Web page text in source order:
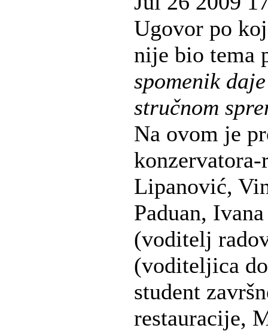
Ugovor po
nije bio tema
spomenik
stručnom
Na ovom je
Lipanović,
Paduan,
(voditelj
(voditeljica
student
restauracije,